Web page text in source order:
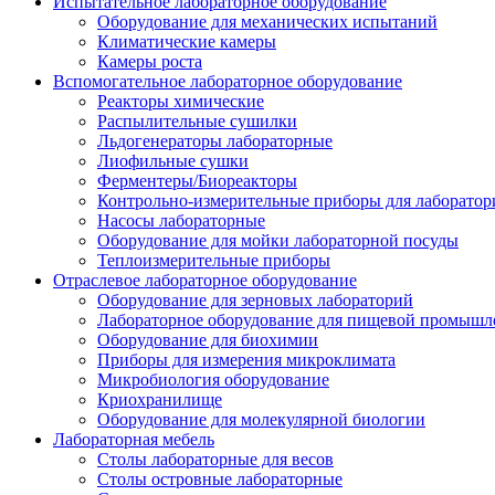
Оборудование для механических испытаний
Климатические камеры
Камеры роста
Вспомогательное лабораторное оборудование
Реакторы химические
Распылительные сушилки
Льдогенераторы лабораторные
Лиофильные сушки
Ферментеры/Биореакторы
Контрольно-измерительные приборы для
Насосы лабораторные
Оборудование для мойки лабораторной посуды
Теплоизмерительные приборы
Отраслевое лабораторное оборудование
Оборудование для зерновых лабораторий
Лабораторное оборудование для пищевой
Оборудование для биохимии
Приборы для измерения микроклимата
Микробиология оборудование
Криохранилище
Оборудование для молекулярной биологии
Лабораторная мебель
Столы лабораторные для весов
Столы островные лабораторные